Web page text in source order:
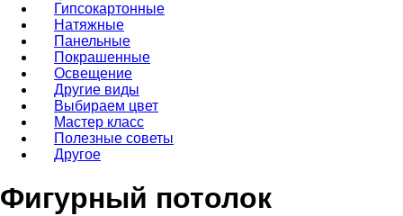
Гипсокартонные
Натяжные
Панельные
Покрашенные
Освещение
Другие виды
Выбираем цвет
Мастер класс
Полезные советы
Другое
Фигурный потолок